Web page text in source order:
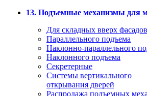
13. Подъемные механизмы для
Для складных вверх фасадов
Параллельного подъема
Наклонно-параллельного
Наклонного подъема
Секретерные
Системы вертикального
открывания дверей
Распродажа подъемных